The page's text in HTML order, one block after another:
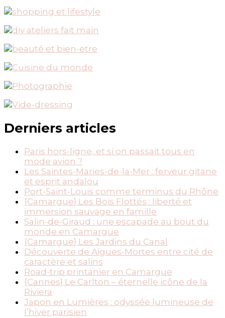
bon
l’évasion
:
le
Princess
Crepe
Derniers articles
Paris hors-ligne, et si on passait tous en
mode avion ?
Les Saintes-Maries-de-la-Mer : ferveur gitane
et esprit andalou
Port-Saint-Louis comme terminus du Rhône
{Camargue} Les Bois Flottés : liberté et
immersion sauvage en famille
Salin-de-Giraud : une escapade au bout du
monde en Camargue
{Camargue} Les Jardins du Canal
Découverte de Aigues-Mortes entre cité de
caractère et salins
Road-trip printanier en Camargue
{Cannes} Le Carlton – éternelle icône de la
Riviera
Japon en Lumières : odyssée lumineuse de
l’hiver parisien